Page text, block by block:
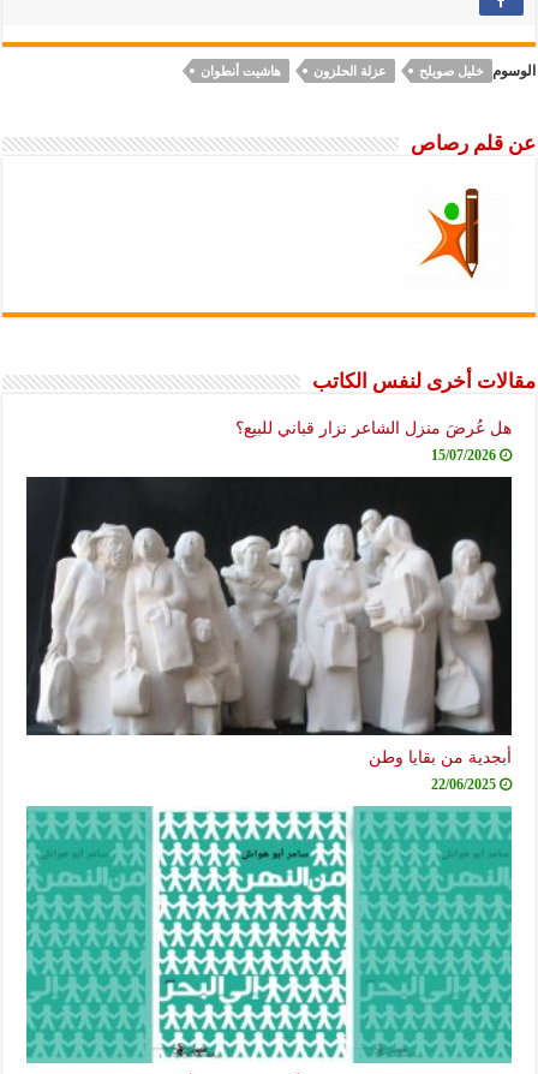
الوسوم خليل صويلح عزلة الحلزون هاشيت أنطوان
عن قلم رصاص
مقالات أخرى لنفس الكاتب
هل عُرضَ منزل الشاعر نزار قباني للبيع؟
15/07/2026
أبجدية من بقايا وطن
22/06/2025